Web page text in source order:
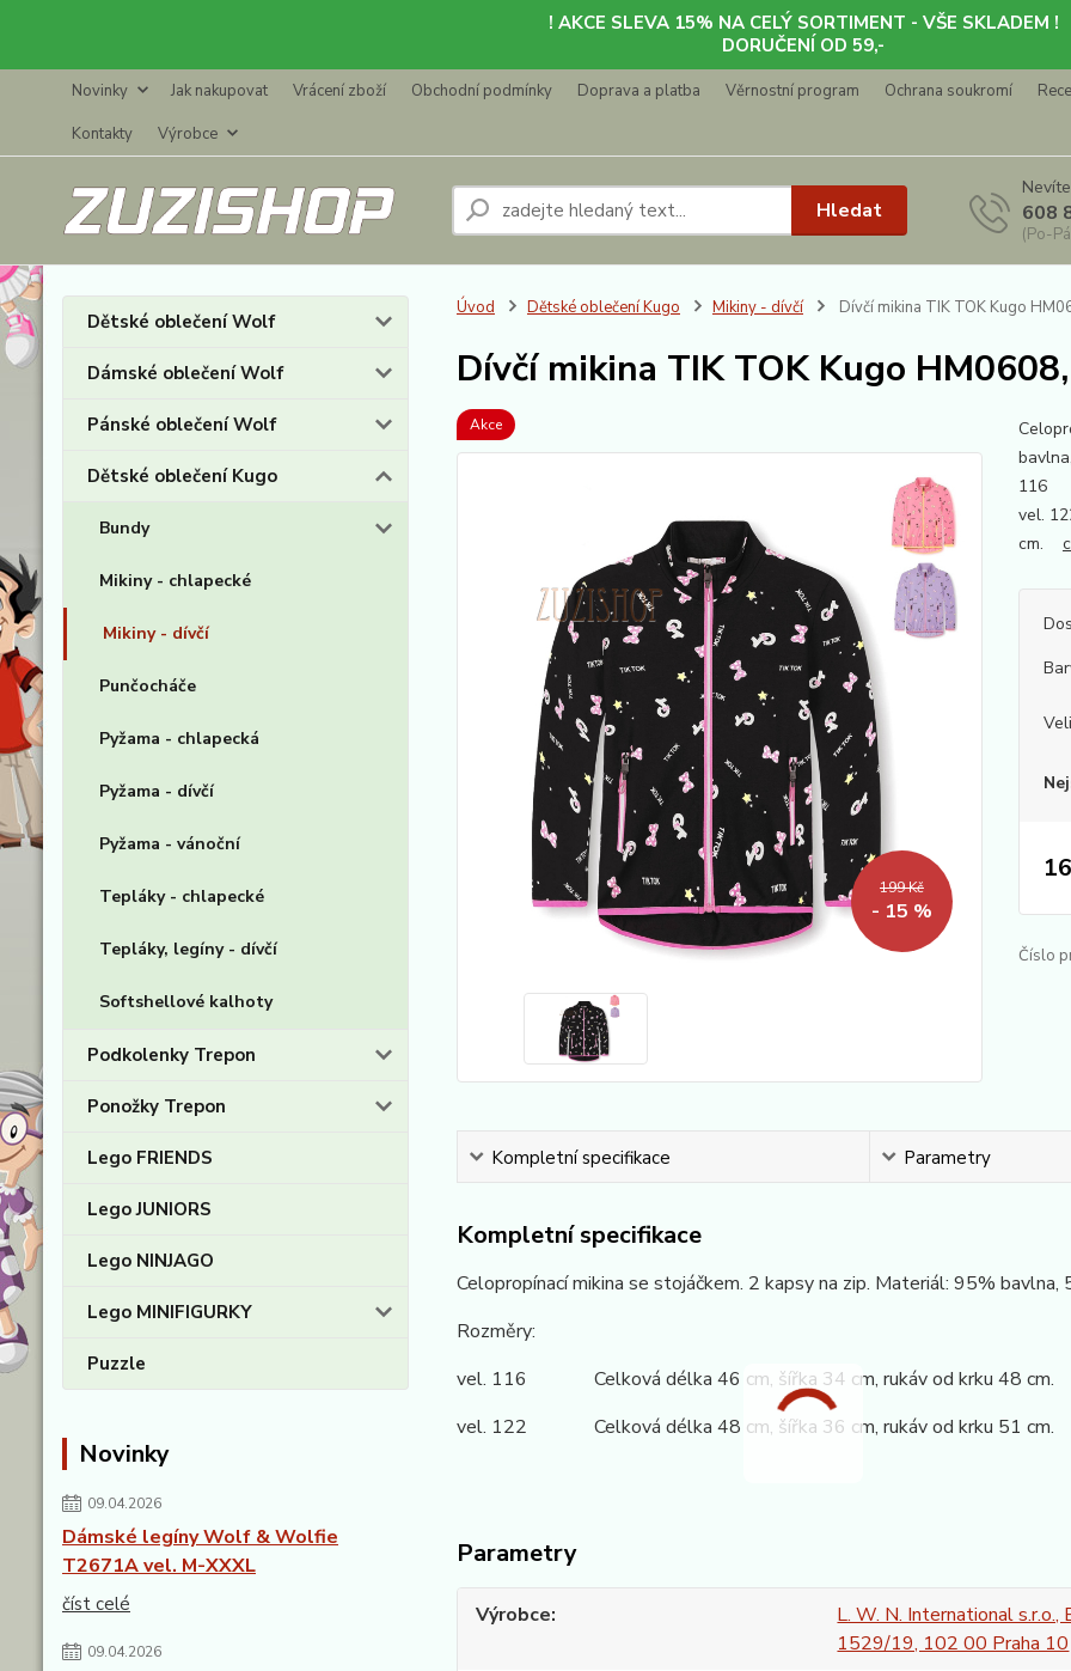
! AKCE SLEVA 15% NA CELÝ SORTIMENT - VŠE SKLADEM !
DORUČENÍ OD 59,-
Novinky Jak nakupovat Vrácení zboží Obchodní podmínky Doprava a platba Věrnostní program Ochrana soukromí
Kontakty
Výrobce
Hledat 608
(Po-
Dětské oblečení Wolf
Dámské oblečení Wolf
Pánské oblečení Wolf
Dětské oblečení Kugo
Bundy
Mikiny - chlapecké
Mikiny - dívčí
Punčocháče
Pyžama - chlapecká
Pyžama - dívčí
Pyžama - vánoční
Tepláky - chlapecké
Tepláky, legíny - dívčí
Softshellové kalhoty
Podkolenky Trepon
Ponožky Trepon
Lego FRIENDS
Lego JUNIORS
Lego NINJAGO
Lego MINIFIGURKY
Puzzle
Novinky
09.04.2026
Dámské legíny Wolf & Wolfie
T2671A vel. M-XXXL
číst celé
09.04.2026
Úvod Dětské oblečení Kugo Mikiny - dívčí Dívčí mikina TIK TOK Kugo
Dívčí mikina TIK TOK Kugo
Akce
199 Kč
- 15 %
116
vel.
cm.
Číslo
Kompletní specifikace Parametry
Kompletní specifikace
Celopropínací mikina se stojáčkem. 2 kapsy na zip. Materiál: 95%
Rozměry:
vel. 116 Celková délka 46 cm, šířka 34 cm, rukáv od krku 48 cm.
vel. 122 Celková délka 48 cm, šířka 36 cm, rukáv od krku 51 cm.
Parametry
Výrobce
L. W. N. International s.r.o.,
1529/19, 102 00 Praha 10